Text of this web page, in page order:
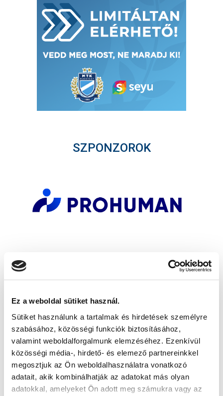
Ez a weboldal sütiket használ.
Sütiket használunk a tartalmak és hirdetések személyre
szabásához, közösségi funkciók biztosításához,
valamint weboldalforgalmunk elemzéséhez. Ezenkívül
közösségi média-, hirdető- és elemező partnereinkkel
megosztjuk az Ön weboldalhasználatra vonatkozó
adatait, akik kombinálhatják az adatokat más olyan
adatokkal, amelyeket Ön adott meg számukra vagy az
SZPONZOROK